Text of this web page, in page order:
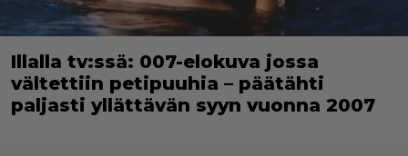
Illalla tv:ssä: 007-elokuva jossa
vältettiin petipuuhia – päätähti
paljasti yllättävän syyn vuonna 2007